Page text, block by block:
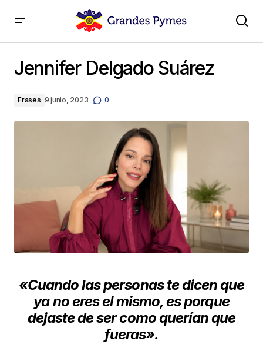
Jennifer Delgado Suárez
Frases 9 junio, 2023 0
«Cuando las personas te dicen que
ya no eres el mismo, es porque
dejaste de ser como querían que
fueras».